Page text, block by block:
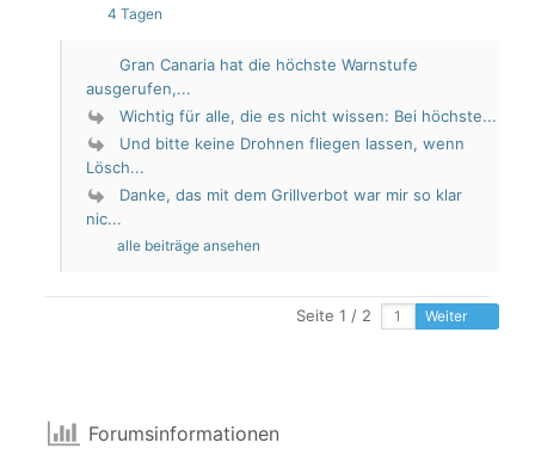
4 Tagen
Gran Canaria hat die höchste Warnstufe
ausgerufen,...
Wichtig für alle, die es nicht wissen: Bei höchste...
Und bitte keine Drohnen fliegen lassen, wenn
Lösch...
Danke, das mit dem Grillverbot war mir so klar
nic...
alle beiträge ansehen
Seite 1 / 2 Weiter
Forumsinformationen